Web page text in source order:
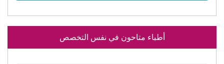
أطباء متاحون في نفس التخصص